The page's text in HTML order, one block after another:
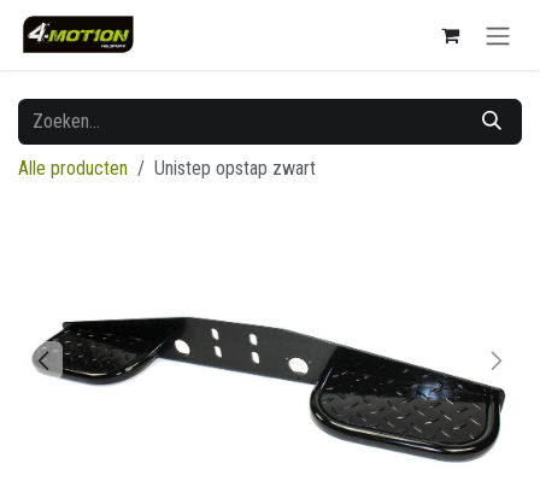
Overslaan naar inhoud
Alle producten Unistep opstap zwart